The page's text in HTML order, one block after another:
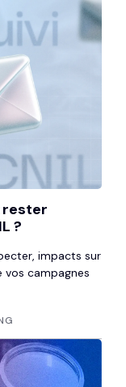
rester
?
impacts sur
campagnes